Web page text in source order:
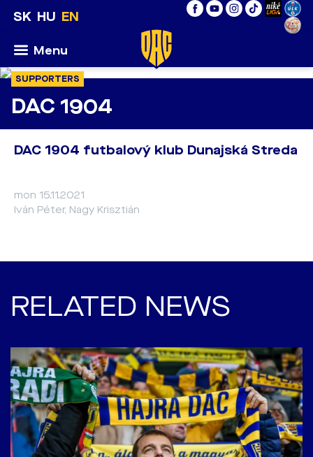
SK HU EN
Menu
SUPPORTERS
DAC 1904
DAC 1904 futbalový klub Dunajská Streda
mon 15.11.2021
Iván Péter, Nagy Krisztián
RELATED NEWS